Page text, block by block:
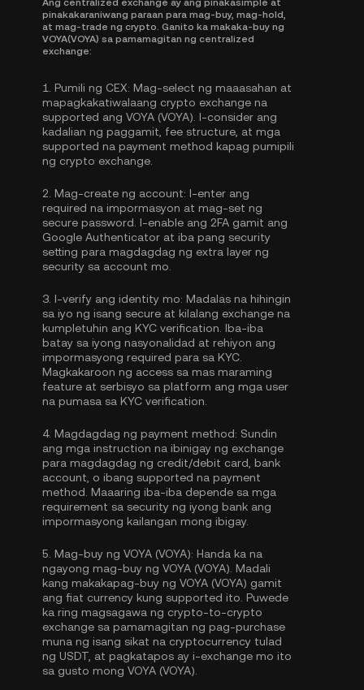
Ang centralized exchange ay ang pinakasimple at
pinakakaraniwang paraan para mag-buy, mag-hold,
at mag-trade ng crypto. Ganito ka makaka-buy ng
VOYA(VOYA) sa pamamagitan ng centralized
exchange:
1. Pumili ng CEX: Mag-select ng maaasahan at
mapagkakatiwalaang crypto exchange na
supported ang VOYA (VOYA). I-consider ang
kadalian ng paggamit, fee structure, at mga
supported na payment method kapag pumipili
ng crypto exchange.
2. Mag-create ng account: I-enter ang
required na impormasyon at mag-set ng
secure password. I-enable ang 2FA gamit ang
Google Authenticator at iba pang security
setting para magdagdag ng extra layer ng
security sa account mo.
3. I-verify ang identity mo: Madalas na hihingin
sa iyo ng isang secure at kilalang exchange na
kumpletuhin ang KYC verification . Iba-iba
batay sa iyong nasyonalidad at rehiyon ang
impormasyong required para sa KYC.
Magkakaroon ng access sa mas maraming
feature at serbisyo sa platform ang mga user
na pumasa sa KYC verification.
4. Magdagdag ng payment method: Sundin
ang mga instruction na ibinigay ng exchange
para magdagdag ng credit/debit card, bank
account, o ibang supported na payment
method. Maaaring iba-iba depende sa mga
requirement sa security ng iyong bank ang
impormasyong kailangan mong ibigay.
5. Mag-buy ng VOYA (VOYA): Handa ka na
ngayong mag-buy ng VOYA (VOYA). Madali
kang makakapag-buy ng VOYA (VOYA) gamit
ang fiat currency kung supported ito. Puwede
ka ring magsagawa ng crypto-to-crypto
exchange sa pamamagitan ng pag-purchase
muna ng isang sikat na cryptocurrency tulad
ng USDT , at pagkatapos ay i-exchange mo ito
sa gusto mong VOYA (VOYA).